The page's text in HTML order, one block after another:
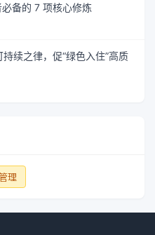
备的 7 项核心修炼
续之律，促“绿色入住”高质
理